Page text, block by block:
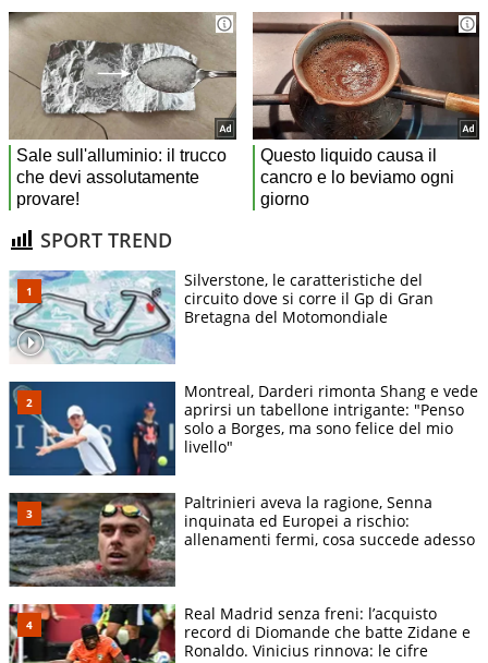
SPORT TREND
Silverstone, le caratteristiche del
circuito dove si corre il Gp di Gran
Bretagna del Motomondiale
Montreal, Darderi rimonta Shang e vede
aprirsi un tabellone intrigante: "Penso
solo a Borges, ma sono felice del mio
livello"
Paltrinieri aveva la ragione, Senna
inquinata ed Europei a rischio:
allenamenti fermi, cosa succede adesso
Real Madrid senza freni: l’acquisto
record di Diomande che batte Zidane e
Ronaldo. Vinicius rinnova: le cifre